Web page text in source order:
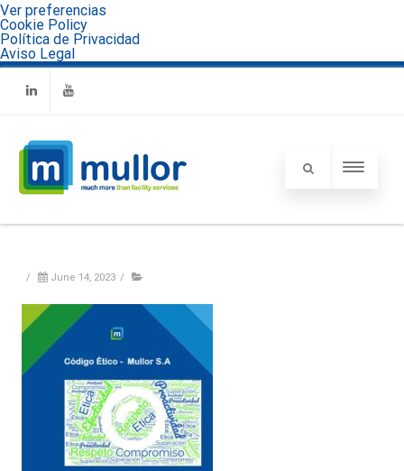
Ver preferencias
Cookie Policy
Política de Privacidad
Aviso Legal
LinkedinYoutube
/ June 14, 2023 /